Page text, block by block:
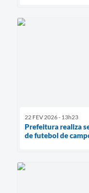
22 FEV 2026 - 13h23
Prefeitura realiza
de futebol de